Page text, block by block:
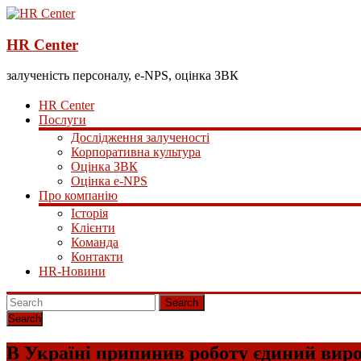
HR Center
залученість персоналу, e-NPS, оцінка ЗВК
HR Center
Послуги
Дослідження залученості
Корпоративна культура
Оцінка ЗВК
Оцінка e-NPS
Про компанію
Історія
Клієнти
Команда
Контакти
HR-Новини
Search
В Україні припинив роботу єдиний